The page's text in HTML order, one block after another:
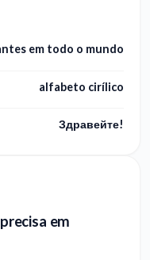
em todo o mundo
alfabeto cirílico
Здравейте!
em